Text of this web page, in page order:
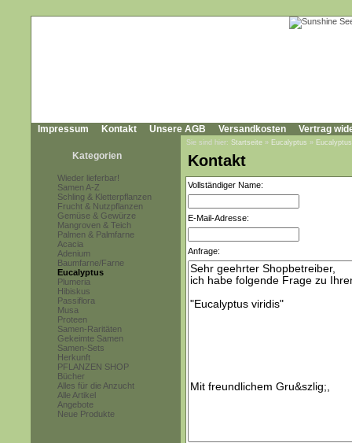
Impressum Kontakt Unsere AGB Versandkosten Vertrag
Kategorien
Wieder lieferbar!
Samen A-Z
Schling & Kletterpflanzen
Frucht & Nutzpflanzen
Gemüse & Gewürze
Mangroven & Teich
Palmen & Palmfarne
Acacia
Adenium
Baumfarne/Farne
Eucalyptus
Plumeria
Hibiskus
Passiflora
Musa
Proteen
Samen-Raritäten
Gekeimte Samen
Samen-Sets
Herkunft
PFLANZEN SHOP
Bücher
Alles für die Anzucht
Alle Artikel
Angebote
Neue Produkte
Sie sind hier: Startseite » Eucalyptus »
Kontakt
Vollständiger Name:
E-Mail-Adresse:
Anfrage: